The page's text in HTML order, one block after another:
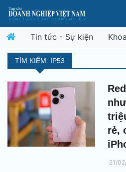
Tin tức - Sự kiện
TÌM KIẾM: IP53
rẻ,
21/